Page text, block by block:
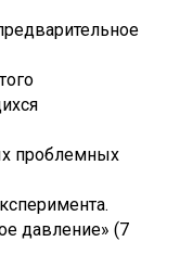
проблемных
давление» (7